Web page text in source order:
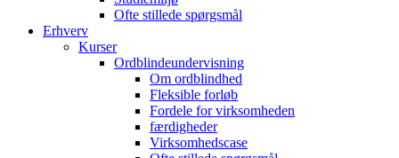
Ofte stillede spørgsmål
Erhverv
Kurser
Ordblindeundervisning
Om ordblindhed
Fleksible forløb
Fordele for virksomheden
færdigheder
Virksomhedscase